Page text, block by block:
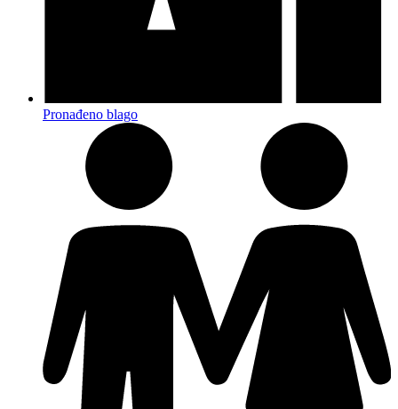
Pronađeno blago